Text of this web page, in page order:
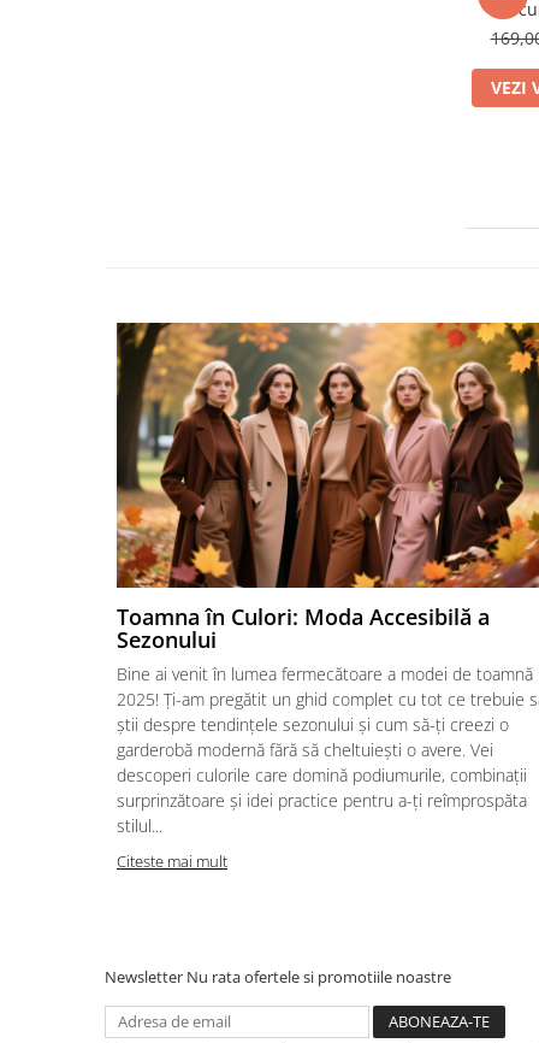
VEZI
Toamna în Culori: Moda Accesibilă a
Sezonului
Bine ai venit în lumea fermecătoare a modei de toamnă
2025! Ți-am pregătit un ghid complet cu tot ce trebuie
știi despre tendințele sezonului și cum să-ți creezi o
garderobă modernă fără să cheltuiești o avere. Vei
descoperi culorile care domină podiumurile, combinații
surprinzătoare și idei practice pentru a-ți reîmprospăta
stilul...
Citeste mai mult
Newsletter Nu rata ofertele si promotiile noastre